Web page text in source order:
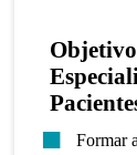
Formar